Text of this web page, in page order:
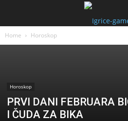
Home Horoskop
Horoskop
PRVI DANI FEBRUARA
I ČUDA ZA BIKA